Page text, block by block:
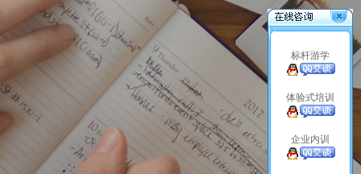
标杆游学
体验式培训
企业内训